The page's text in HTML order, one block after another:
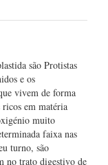
são Protistas
e os
vivem de forma
em matéria
muito
faixa nas
turno, são
no trato digestivo de